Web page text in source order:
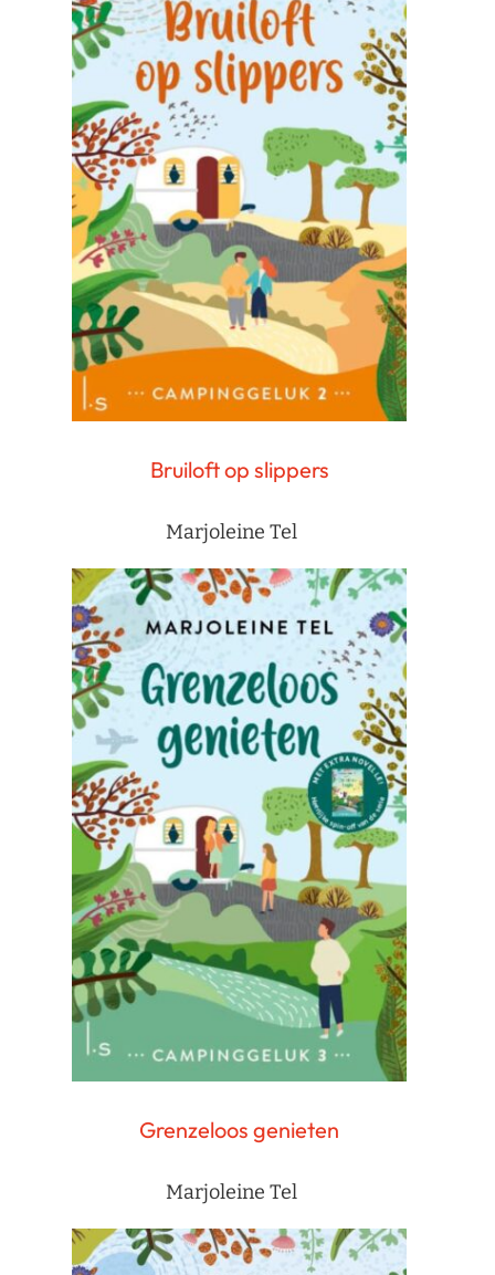
Bruiloft op slippers
Marjoleine Tel
Grenzeloos genieten
Marjoleine Tel